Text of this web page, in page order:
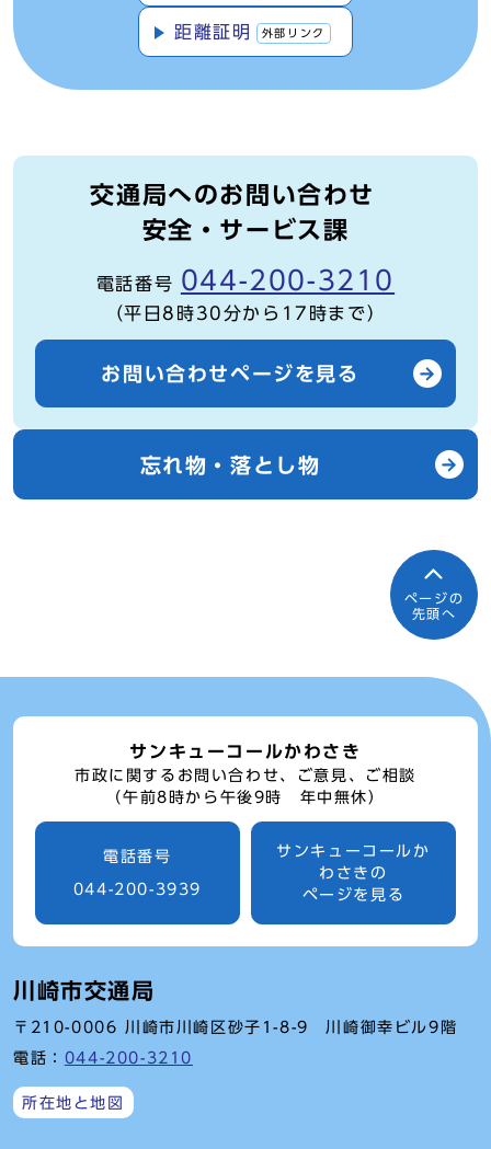
距離証明 外部リンク
交通局へのお問い合わせ
安全・サービス課
電話番号 044-200-3210
（平日8時30分から17時まで）
お問い合わせページを見る
忘れ物・落とし物
ページの
先頭へ
サンキューコールかわさき
市政に関するお問い合わせ、ご意見、ご相談
（午前8時から午後9時 年中無休）
電話番号
044-200-3939
サンキューコールか
わさきの
ページを見る
川崎市交通局
〒210-0006 川崎市川崎区砂子1-8-9 川崎御幸ビル9階
電話： 044-200-3210
所在地と地図